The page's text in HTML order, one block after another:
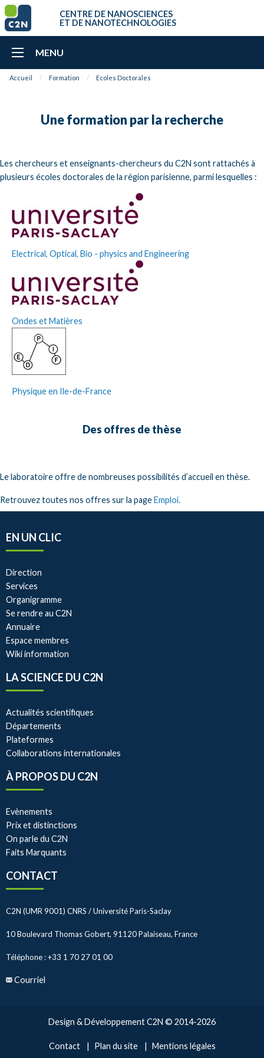
CENTRE DE NANOSCIENCES
ET DE NANOTECHNOLOGIES
MENU
Accueil Formation Ecoles Doctorales
Une formation par la recherche
Les chercheurs et enseignants-chercheurs du C2N sont rattachés à
plusieurs écoles doctorales de la région parisienne, parmi lesquelles :
Electrical, Optical, Bio - physics and Engineering
Ondes et Matières
Physique en Ile-de-France
Des offres de thèse
Le laboratoire offre de nombreuses possibilités d’accueil en thèse.
Retrouvez toutes nos offres sur la pageEmploi.
EN UN CLIC
Direction
Services
Organigramme
Se rendre au C2N
Annuaire
Espace membres
Wiki information
LA SCIENCE DU C2N
Actualités scientifiques
Départements
Plateformes
Collaborations internationales
À PROPOS DU C2N
Evènements
Prix et distinctions
On parle du C2N
Faits Marquants
CONTACT
C2N (UMR 9001) CNRS / Université Paris-Saclay
10 Boulevard Thomas Gobert, 91120 Palaiseau, France
Téléphone : +33 1 70 27 01 00
Courriel
Design & Développement C2N © 2014-2026
Contact Plan du site Mentions légales